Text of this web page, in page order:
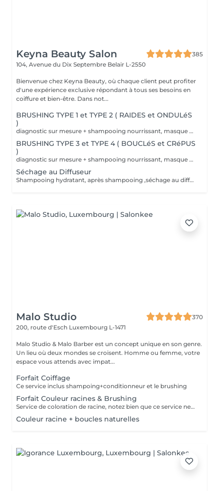
Keyna Beauty Salon
385
104, Avenue du Dix Septembre Belair L-2550
Bienvenue chez Keyna Beauty, où chaque client peut profiter
d'une expérience exclusive répondant à tous ses besoins en
coiffure et bien-être. Dans not...
BRUSHING TYPE 1 et TYPE 2 ( RAIDES et ONDULéS
)
diagnostic sur mesure + shampooing nourrissant, masque hydratant ,coiffage sérum et fixation finale. Important: cheveux sans tresse ni noeuds à l'arrivée; tout noeuds ou tressage entraîne l'annulation et 50% de la prestation est retenu. Toute arrivée retardée de 15-30 minutes ou plus entraînera l'annulation automatique du rendez-vous.
BRUSHING TYPE 3 et TYPE 4 ( BOUCLéS et CRéPUS
)
diagnostic sur mesure + shampooing nourrissant, masque hydratant ,coiffage sérum et fixation finale. Important: cheveux sans tresse ni noeuds à l'arrivée; tout noeuds ou tressage entraîne l'annulation et 50% de la prestation est retenu. Toute arrivée retardée de 15-30 minutes ou plus entraînera l'annulation automatique du rendez-vous.
Séchage au Diffuseur
Shampooing hydratant, après shampooing ,séchage au diffuseur sérum et fixation finale. Important: cheveux sans tresse ni nud à l'arrivée; tout nud ou tressage entraîne l'annulation et 50% de la prestation est retenu. Toute arrivée retardée de 15-30 minutes ou plus entraînera l'annulation automatique du rendez-vous.
Malo Studio
370
200, route d'Esch Luxembourg L-1471
Malo Studio & Malo Barber est un concept unique en son genre.
Un lieu où deux mondes se croisent. Homme ou femme, votre
espace vous attends avec impat...
Forfait Coiffage
Ce service inclus shampoing+conditionneur et le brushing
Forfait Couleur racines & Brushing
Service de coloration de racine, notez bien que ce service ne permet pas d‘effectuer d’importants éclaircissements tel qu‘un balayage ou des mèches.
Couleur racine + boucles naturelles